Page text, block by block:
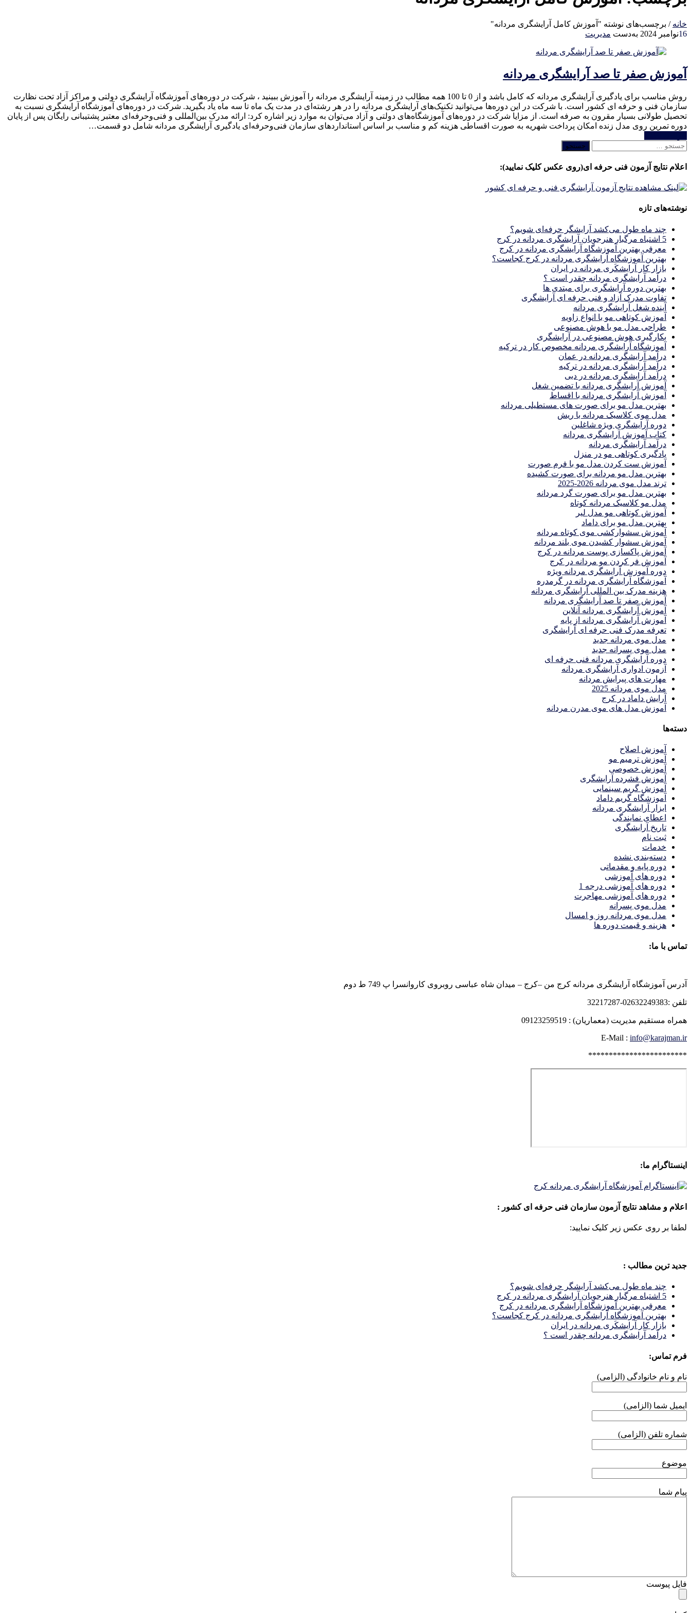
خانه / برچسب‌های نوشته "آموزش کامل آرایشگری مردانه"
16نوامبر 2024 به‌دست مدیریت
آموزش صفر تا صد آرایشگری مردانه
روش مناسب برای یادگیری آرایشگری مردانه که کامل باشد و از 0 تا 100 همه مطالب در زمینه آرایشگری مردانه را آموزش ببینید ، شرکت در دوره‌های آموزشگاه آرایشگری دولتی و مراکز آزاد تحت نظارت
سازمان فنی و حرفه ای کشور است. با شرکت در این دوره‌ها می‌توانید تکنیک‌های آرایشگری مردانه را در هر رشته‌ای در مدت یک ماه تا سه ماه یاد بگیرید. شرکت در دوره‌های آموزشگاه‌ آرایشگری نسبت به
تحصیل طولانی بسیار مقرون به صرفه است. از مزایا شرکت در دوره‌های آموزشگاه‌های دولتی و آزاد می‌توان به موارد زیر اشاره کرد: ارائه مدرک بین‌المللی و فنی‌وحرفه‌ای معتبر پشتیبانی رایگان پس از پایان
دوره تمرین روی مدل زنده امکان پرداخت شهریه به صورت اقساطی هزینه کم و مناسب بر اساس استانداردهای سازمان فنی‌وحرفه‌ای یادگیری آرایشگری مردانه شامل دو قسمت…
جستجو
اعلام نتایج آزمون فنی حرفه ای(روی عکس کلیک نمایید):
نوشته‌های تازه
چند ماه طول می‌کشد آرایشگر حرفه‌ای شویم؟
5 اشتباه مرگبار هنرجویان آرایشگری مردانه در کرج
معرفی بهترین آموزشگاه آرایشگری مردانه در کرج
بهترین آموزشگاه آرایشگری مردانه در کرج کجاست؟
بازار كار آرايشكَرى مردانه در ايران
درآمد آرایشگری مردانه چقدر است ؟
بهترین دوره آرایشگری برای مبتدی ها
تفاوت مدرک آزاد و فنی حرفه ای آرایشگری
آینده شغل آرایشگری مردانه
آموزش کوتاهی مو با انواع زاویه
طراحی مدل مو با هوش مصنوعی
بکارگیری هوش مصنوعی در آرایشگری
آموزشگاه آرایشگری مردانه مخصوص کار در ترکیه
درآمد آرایشگری مردانه در عمان
درآمد آرایشگری مردانه در ترکیه
درآمد آرایشگری مردانه در دبی
آموزش آرایشگری مردانه با تضمین شغل
آموزش آرایشگری مردانه با اقساط
بهترین مدل مو برای صورت های مستطیلی مردانه
مدل موی کلاسیک مردانه با ریش
دوره آرایشگری ویژه شاغلین
کتاب آموزش آرایشگری مردانه
درآمد آرایشگری مردانه
یادگیری كوتاهى مو در منزل
آموزش ست كردن مدل مو با فرم صورت
بهترین مدل مو مردانه برای صورت کشیده
ترند مدل موی مردانه 2026-2025
بهترين مدل مو براى صورت گرد مردانه
مدل مو کلاسیک مردانه کوتاه
آموزش کوتاهی مو مدل لیر
بهترین مدل مو برای داماد
آموزش سشوارکشی موی کوتاه مردانه
آموزش سشوار کشیدن موی بلند مردانه
آموزش پاکسازی پوست مردانه در کرج
آموزش فر کردن مو مردانه در کرج
دوره آموزش آرایشگری مردانه ویژه
آموزشگاه آرایشگری مردانه در گرمدره
هزینه مدرک بین المللی آرایشگری مردانه
آموزش صفر تا صد آرایشگری مردانه
آموزش آرایشگری مردانه آنلاین
آموزش آرایشگری مردانه از پایه
تعرفه مدرک فنی حرفه ای آرایشگری
مدل موی مردانه جدید
مدل موی پسرانه جدید
دوره آرایشگری مردانه فنی حرفه ای
آزمون ادواری آرایشگری مردانه
مهارت های پیرایش مردانه
مدل موی مردانه 2025
آرایش داماد در کرج
آموزش مدل های موی مدرن مردانه
دسته‌ها
آموزش اصلاح
آموزش ترمیم مو
آموزش خصوصی
آموزش فشرده آرایشگری
آموزش گریم سینمایی
آموزشگاه گریم داماد
ابزار آرایشگری مردانه
اعطای نمایندگی
تاریخ آرایشگری
ثبت نام
خدمات
دسته‌بندی نشده
دوره پایه و مقدماتی
دوره های آموزشی
دوره های آموزشی درجه 1
دوره های آموزشی مهاجرت
مدل موی پسرانه
مدل موی مردانه روز و امسال
هزینه و قیمت دوره ها
تماس با ما:
آدرس آموزشگاه آرایشگری مردانه کرج من –کرج – میدان شاه عباسی روبروی کاروانسرا پ 749 ط دوم
تلفن :02632249383-32217287
همراه مستقیم مدیریت (معماریان) : 09123259519
E-Mail : info@karajman.ir
************************
اینستاگرام ما:
اعلام و مشاهد نتایج آزمون سازمان فنی حرفه ای کشور :
لطفا بر روی عکس زیر کلیک نمایید:
جدید ترین مطالب :
چند ماه طول می‌کشد آرایشگر حرفه‌ای شویم؟
5 اشتباه مرگبار هنرجویان آرایشگری مردانه در کرج
معرفی بهترین آموزشگاه آرایشگری مردانه در کرج
بهترین آموزشگاه آرایشگری مردانه در کرج کجاست؟
بازار كار آرايشكَرى مردانه در ايران
درآمد آرایشگری مردانه چقدر است ؟
فرم تماس:
نام و نام خانوادگی (الزامی)
ایمیل شما (الزامی)
شماره تلفن (الزامی)
موضوع
پیام شما
فایل پیوست